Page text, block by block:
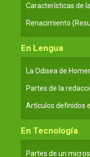
Características de la
Renacimiento
En Lengua
La Odisea de
Partes de la
Artículos definidos e
En Tecnología
Partes de un